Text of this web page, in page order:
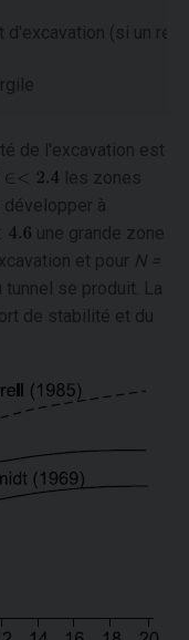
d'excavation (si un
de l'excavation est
les zones
à
une grande zone
et pour N =
se produit. La
de stabilité et du